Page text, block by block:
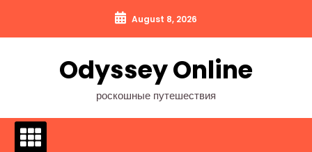
содержимому
August 8, 2026
Odyssey Online
роскошные путешествия